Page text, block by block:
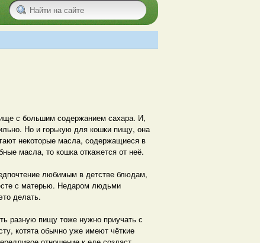
с большим содержанием сахара. И,
Но и горькую для кошки пищу, она
некоторые масла, содержащиеся в
масла, то кошка откажется от неё.
любимым в детстве блюдам,
с матерью. Недаром людьми
делать.
разную пищу тоже нужно приучать с
котята обычно уже имеют чёткие